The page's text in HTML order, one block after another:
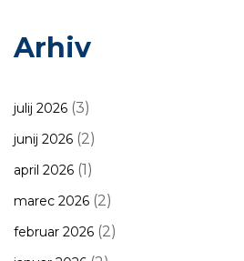
Arhiv
julij 2026 (3)
junij 2026 (2)
april 2026 (1)
marec 2026 (2)
februar 2026 (2)